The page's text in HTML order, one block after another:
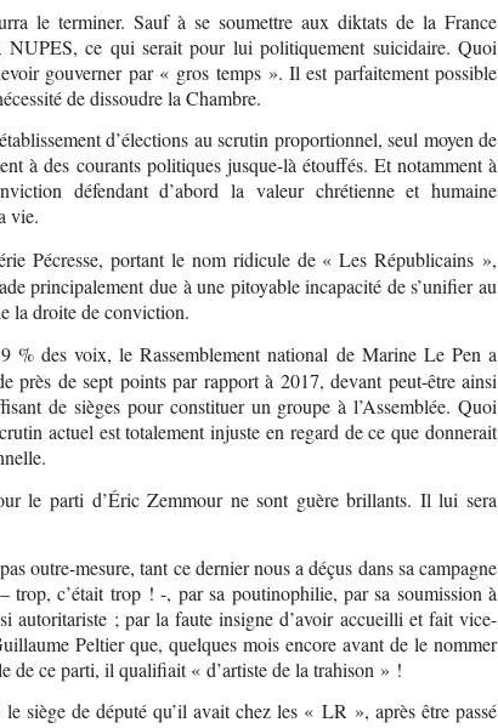
le terminer. Sauf à se soumettre aux diktats de la France
NUPES, ce qui serait pour lui politiquement suicidaire. Quoi
gouverner par « gros temps ». Il est parfaitement possible
de dissoudre la Chambre.
d’élections au scrutin proportionnel, seul moyen de
à des courants politiques jusque-là étouffés. Et notamment à
défendant d’abord la valeur chrétienne et humaine
vie.
Pécresse, portant le nom ridicule de « Les Républicains »,
principalement due à une pitoyable incapacité de s’unifier au
la droite de conviction.
% des voix, le Rassemblement national de Marine Le Pen a
près de sept points par rapport à 2017, devant peut-être ainsi
de sièges pour constituer un groupe à l’Assemblée. Quoi
actuel est totalement injuste en regard de ce que donnerait
le parti d’Éric Zemmour ne sont guère brillants. Il lui sera
outre-mesure, tant ce dernier nous a déçus dans sa campagne
trop, c’était trop ! -, par sa poutinophilie, par sa soumission à
autoritariste ; par la faute insigne d’avoir accueilli et fait vice-
Peltier que, quelques mois encore avant de le nommer
de ce parti, il qualifiait « d’artiste de la trahison » !
le siège de député qu’il avait chez les « LR », après être passé